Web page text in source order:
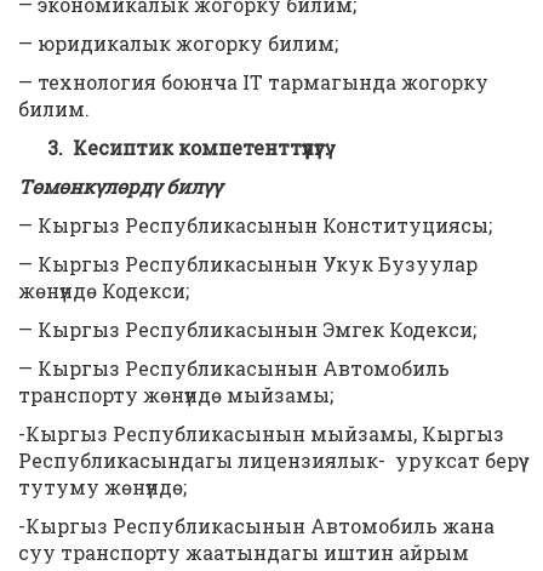
— юридикалык жогорку билим;
— технология боюнча IT тармагында жогорку
билим.
3. Кесиптик компетенттүүлүгү:
Төмөнкүлөрдү билүү
— Кыргыз Республикасынын Конституциясы;
— Кыргыз Республикасынын Укук Бузуулар
жөнүндө Кодекси;
— Кыргыз Республикасынын Эмгек Кодекси;
— Кыргыз Республикасынын Автомобиль
транспорту жөнүндө мыйзамы;
-Кыргыз Республикасынын мыйзамы, Кыргыз
Республикасындагы лицензиялык- уруксат берүү
тутуму жөнүндө;
-Кыргыз Республикасынын Автомобиль жана
суу транспорту жаатындагы иштин айрым